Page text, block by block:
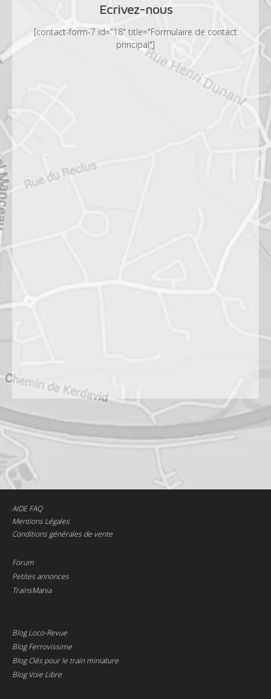
Ecrivez-nous
[contact-form-7 id="18" title="Formulaire de contact
principal"]
AIDE FAQ
Mentions Légales
Conditions générales de vente
Forum
Petites annonces
TrainsMania
Blog Loco-Revue
Blog Ferrovissime
Blog Clés pour le train miniature
Blog Voie Libre